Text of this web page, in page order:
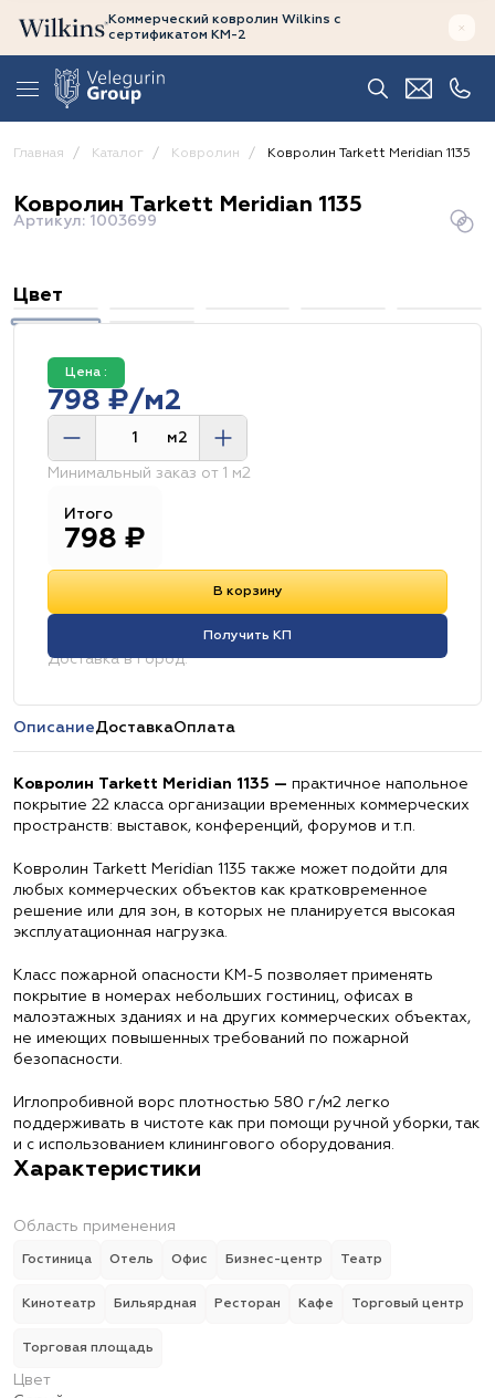
Коммерческий ковролин Wilkins с
сертификатом КМ-2
Главная Каталог Ковролин Ковролин Tarkett Meridian 1135
Ковролин Tarkett Meridian 1135
Артикул: 1003699
Цвет
Цена :
798 ₽/м2
м2
Минимальный заказ от 1 м2
Итого
798 ₽
В корзину
Получить КП
Доставка в город:
ОписаниеДоставкаОплата
Ковролин Tarkett Meridian 1135 — практичное напольное
покрытие 22 класса организации временных коммерческих
пространств: выставок, конференций, форумов и т.п.
Ковролин Tarkett Meridian 1135 также может подойти для
любых коммерческих объектов как кратковременное
решение или для зон, в которых не планируется высокая
эксплуатационная нагрузка.
Класс пожарной опасности КМ-5 позволяет применять
покрытие в номерах небольших гостиниц, офисах в
малоэтажных зданиях и на других коммерческих объектах,
не имеющих повышенных требований по пожарной
безопасности.
Иглопробивной ворс плотностью 580 г/м2 легко
поддерживать в чистоте как при помощи ручной уборки, так
и с использованием клинингового оборудования.
Характеристики
Область применения
Гостиница Отель Офис Бизнес-центр Театр
Кинотеатр Бильярдная Ресторан Кафе Торговый центр
Торговая площадь
Цвет